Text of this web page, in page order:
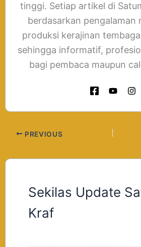
tinggi. Setiap artikel di
berdasarkan pengalaman
produksi kerajinan
sehingga informatif,
bagi pembaca maupun
PREVIOUS
Sekilas Update
Kraf